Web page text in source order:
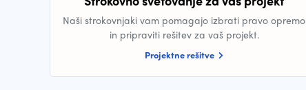
Naši strokovnjaki vam pomagajo izbrati pravo opremo
in pripraviti rešitev za vaš projekt.
Projektne rešitve